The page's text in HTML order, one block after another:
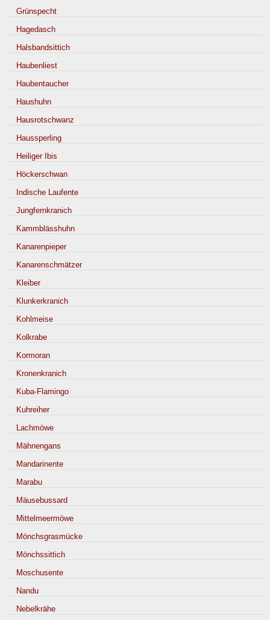
Grünspecht
Hagedasch
Halsbandsittich
Haubenliest
Haubentaucher
Haushuhn
Hausrotschwanz
Haussperling
Heiliger Ibis
Höckerschwan
Indische Laufente
Jungfernkranich
Kammblässhuhn
Kanarenpieper
Kanarenschmätzer
Kleiber
Klunkerkranich
Kohlmeise
Kolkrabe
Kormoran
Kronenkranich
Kuba-Flamingo
Kuhreiher
Lachmöwe
Mähnengans
Mandarinente
Marabu
Mäusebussard
Mittelmeermöwe
Mönchsgrasmücke
Mönchssittich
Moschusente
Nandu
Nebelkrähe